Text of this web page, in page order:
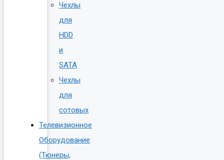
Чехлы
для
HDD
и
SATA
Чехлы
для
сотовых
Телевизионное
Оборудование
(Тюнеры,